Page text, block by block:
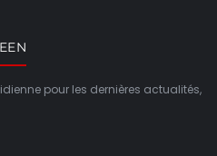
pour les dernières actualités,